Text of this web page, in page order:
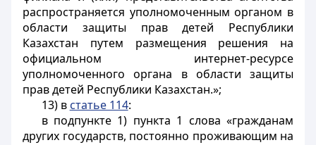
распространяется уполномоченным органом в
области защиты прав детей Республики
Казахстан путем размещения решения на
официальном интернет-ресурсе
уполномоченного органа в области защиты
прав детей Республики Казахстан.»;
13) в статье 114:
в подпункте 1) пункта 1 слова «гражданам
других государств, постоянно проживающим на